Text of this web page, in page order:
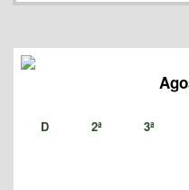
D 2ª 3ª